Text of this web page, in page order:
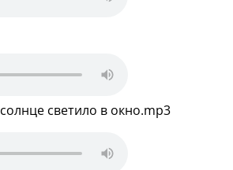
светило в окно.mp3